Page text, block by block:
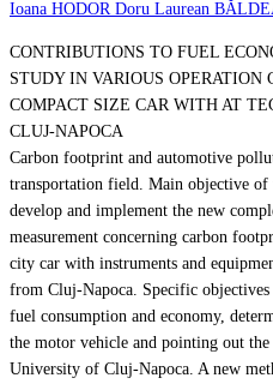
Ioana HODOR Doru Laurean
CONTRIBUTIONS TO FUEL
STUDY IN VARIOUS OPERATION
COMPACT SIZE CAR WITH AT
CLUJ-NAPOCA
Carbon footprint and automotive
transportation field. Main objective of
develop and implement the new
measurement concerning carbon
city car with instruments and
from Cluj-Napoca. Specific
fuel consumption and economy,
the motor vehicle and pointing out the
University of Cluj-Napoca. A new